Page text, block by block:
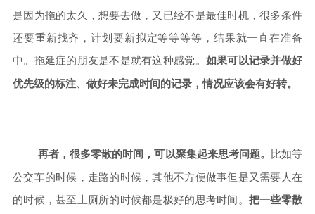
是因为拖的太久，想要去做，又已经不是最佳时机，很多条件
还要重新找齐，计划要新拟定等等等等，结果就一直在准备
中。拖延症的朋友是不是就有这种感觉。 如果可以记录并做好
优先级的标注、做好未完成时间的记录，情况应该会有好转。
再者，很多零散的时间，可以聚集起来思考问题。 比如等
公交车的时候，走路的时候，其他不方便做事但是又需要人在
的时候，甚至上厕所的时候都是极好的思考时间。 把一些零散